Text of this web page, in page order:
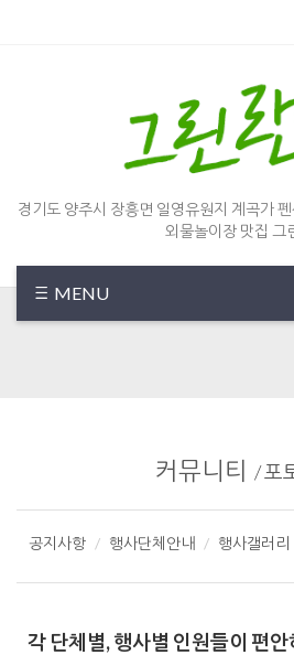
경기도 양주시 장흥면 일영유원지 계곡가
외물놀이장 맛집 그
MENU
커뮤니티 /포
공지사항 행사단체안내 행사갤러리
각 단체별, 행사별 인원들이 편